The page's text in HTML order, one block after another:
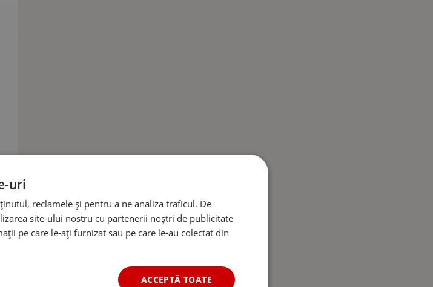
uri
reclamele și pentru a ne analiza traficul. De
site-ului nostru cu partenerii noștri de publicitate
pe care le-ați furnizat sau pe care le-au colectat din
ACCEPTĂ TOATE